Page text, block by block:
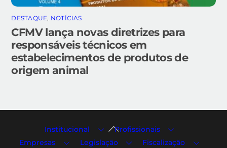
DESTAQUE, NOTÍCIAS
CFMV lança novas diretrizes para
responsáveis técnicos em
estabelecimentos de produtos de
origem animal
Back
To
Institucional
Profissionais
Empresas
Legislação Fiscalização